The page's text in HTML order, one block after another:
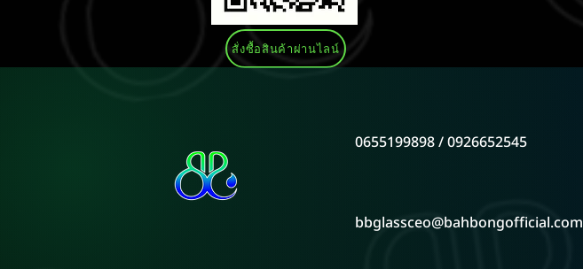
สั่งซื้อสินค้าผ่านไลน์
0655199898 / 0926652545
bbglassceo@bahbongofficial.com